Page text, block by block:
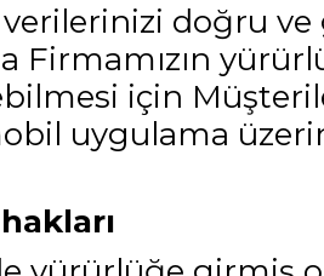
verilerinizi doğru
Firmamızın
için
uygulama